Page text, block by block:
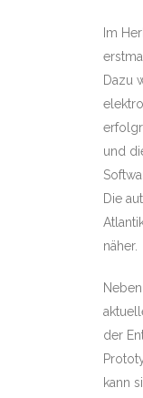
Im
Dazu
und
Die
näher.
der
kann